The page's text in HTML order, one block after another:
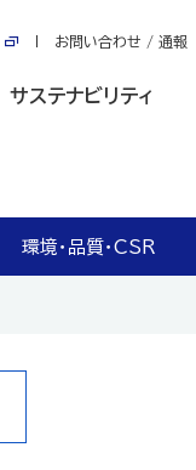
お問い合わせ / 通報
サステナビリティ
環境・品質・CSR